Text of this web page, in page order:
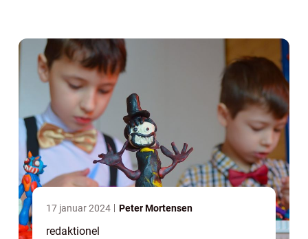
17 januar 2024 Peter Mortensen
redaktionel